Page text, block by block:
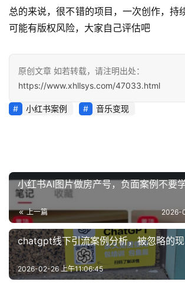
案
例
避
坑
指
科
创
业
资
源
总的来说，很不错的项目，一次创作，持
可能有版权风险，大家自己评估吧
原创文章 如若转载，请注明出处：
https://www.xhllsys.com/47033.html
小红书案例 音乐变现
小红书AI图片做房产号，负面案例不要
上一篇 2026-
chatgpt线下引流案例分析，被忽略的
2026-02-26 上午11:06:45